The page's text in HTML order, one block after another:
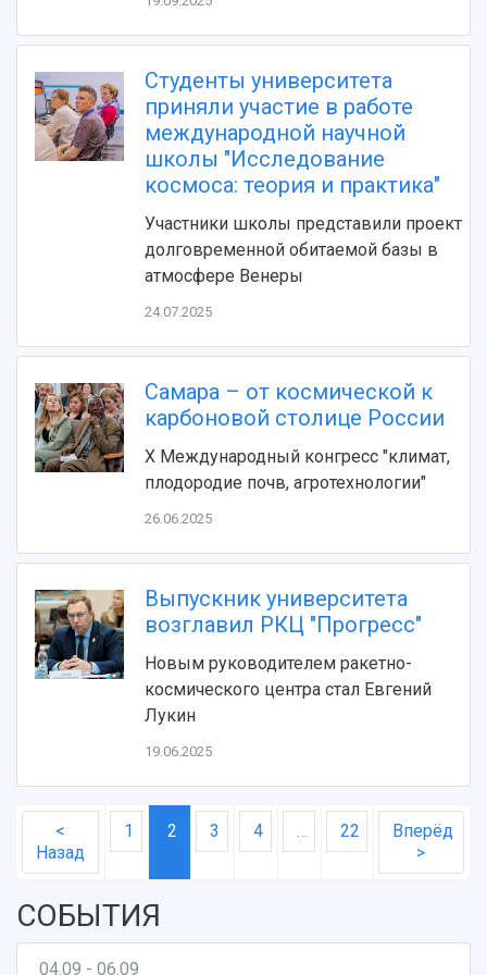
Устойчивое развитие
Кампус
3D-тур по университету
Музеи
Учебный аэродром
Центр истории авиационных двигателей
Ботанический сад
Умный дом бабочек
Международный межвузовский кампус
Сведения об образовательной организации
Противодействие COVID-19
Журналы Самарского университета
Научные конференции
Патенты
Публикации и издания
Отчеты о проведенных конференциях
Студенты университета
приняли участие в работе
международной научной
школы "Исследование
космоса: теория и практика"
Участники школы представили проект
долговременной обитаемой базы в
атмосфере Венеры
24.07.2025
Самара – от космической к
карбоновой столице России
Х Международный конгресс "климат,
плодородие почв, агротехнологии"
26.06.2025
Выпускник университета
возглавил РКЦ "Прогресс"
Новым руководителем ракетно-
космического центра стал Евгений
Лукин
19.06.2025
<
Назад
1 2 3 4 … 22
Вперёд
>
СОБЫТИЯ
04.09 - 06.09